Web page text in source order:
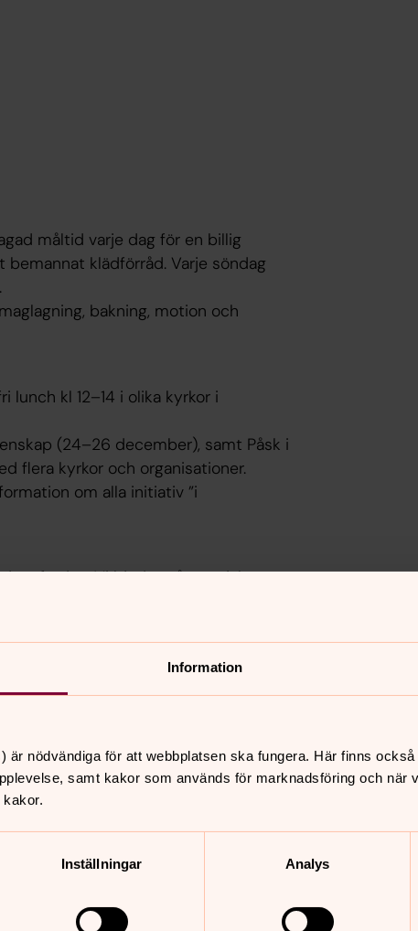
Information
är nödvändiga för att webbplatsen ska fungera. Här finns
samt kakor som används för marknadsföring och när
Inställningar Analys
måltid varje dag för en billig
klädförråd. Varje söndag
bakning, motion och
lunch kl 12–14 i olika kyrkor i
(24–26 december), samt Påsk i
flera kyrkor och organisationer.
om alla initiativ ”i
Vi bjuder på en rejäl
varmt att dricka. Varje dag
diverse inslag från personal, gäster
miljö där man kan känna sig sedd